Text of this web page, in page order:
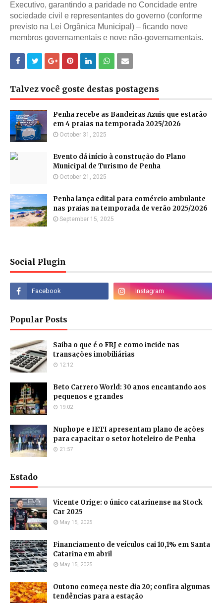
Executivo, garantindo a paridade no Concidade entre
sociedade civil e representantes do governo (conforme
previsto na Lei Orgânica Municipal) – ficando nove
membros governamentais e nove não-governamentais.
Talvez você goste destas postagens
Penha recebe as Bandeiras Azuis que estarão
em 4 praias na temporada 2025/2026
October 31, 2025
Evento dá início à construção do Plano
Municipal de Turismo de Penha
October 21, 2025
Penha lança edital para comércio ambulante
nas praias na temporada de verão 2025/2026
September 15, 2025
Social Plugin
Popular Posts
Saiba o que é o FRJ e como incide nas
transações imobiliárias
12:12
Beto Carrero World: 30 anos encantando aos
pequenos e grandes
19:02
Nuphope e IETI apresentam plano de ações
para capacitar o setor hoteleiro de Penha
21:57
Estado
Vicente Orige: o único catarinense na Stock
Car 2025
May 15, 2025
Financiamento de veículos cai 10,1% em Santa
Catarina em abril
May 15, 2025
Outono começa neste dia 20; confira algumas
tendências para a estação